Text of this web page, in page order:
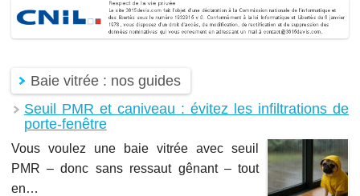
Baie vitrée : nos guides
Seuil PMR et caniveau : évitez les infiltrations de
porte-fenêtre
Vous voulez une baie vitrée avec seuil
PMR – donc sans ressaut gênant – tout
en…